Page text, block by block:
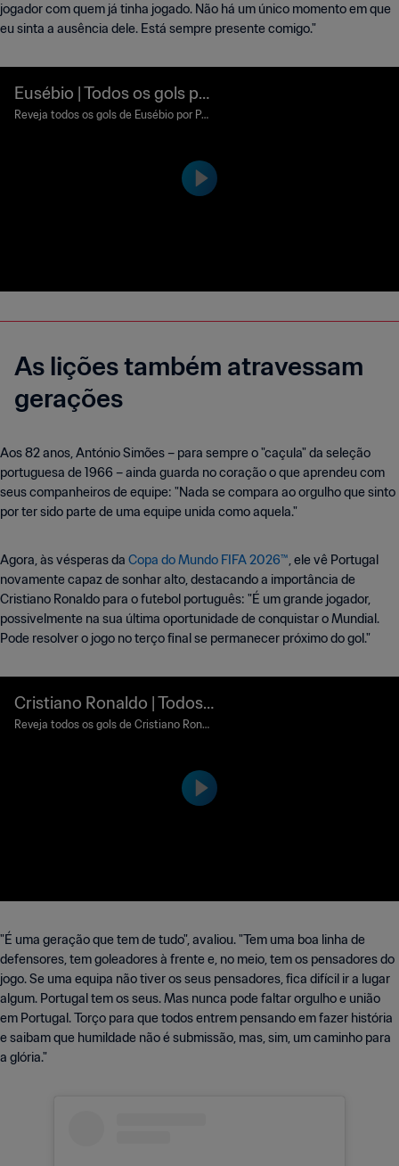
jogador com quem já tinha jogado. Não há um único momento em que
eu sinta a ausência dele. Está sempre presente comigo."
Eusébio | Todos os gols po
r Portugal na Copa do Mu
Reveja todos os gols de Eusébio por Por
As lições também atravessam
gerações
Aos 82 anos, António Simões – para sempre o "caçula" da seleção
portuguesa de 1966 – ainda guarda no coração o que aprendeu com
seus companheiros de equipe: "Nada se compara ao orgulho que sinto
por ter sido parte de uma equipe unida como aquela."
Agora, às vésperas da Copa do Mundo FIFA 2026™, ele vê Portugal
novamente capaz de sonhar alto, destacando a importância de
Cristiano Ronaldo para o futebol português: "É um grande jogador,
possivelmente na sua última oportunidade de conquistar o Mundial.
Pode resolver o jogo no terço final se permanecer próximo do gol."
Cristiano Ronaldo | Todos
os gols por Portugal na Co
Reveja todos os gols de Cristiano Ronal
"É uma geração que tem de tudo", avaliou. "Tem uma boa linha de
defensores, tem goleadores à frente e, no meio, tem os pensadores do
jogo. Se uma equipa não tiver os seus pensadores, fica difícil ir a lugar
algum. Portugal tem os seus. Mas nunca pode faltar orgulho e união
em Portugal. Torço para que todos entrem pensando em fazer história
e saibam que humildade não é submissão, mas, sim, um caminho para
a glória."